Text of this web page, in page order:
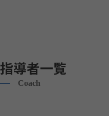
指導者一覧
Coach